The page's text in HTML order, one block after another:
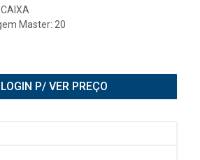
Master: 20
LOGIN P/ VER PREÇO